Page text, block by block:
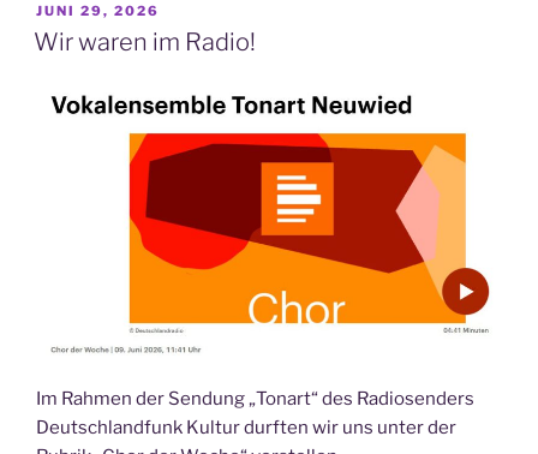
VERÖFFENTLICHT
AM
JUNI 29, 2026
Wir waren im Radio!
Im Rahmen der Sendung „Tonart“ des Radiosenders
Deutschlandfunk Kultur durften wir uns unter der